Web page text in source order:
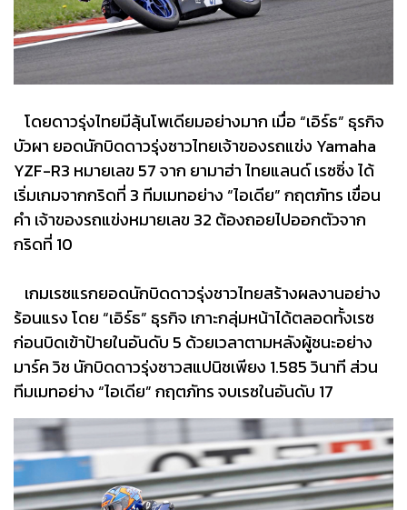
โดยดาวรุ่งไทยมีลุ้นโพเดียมอย่างมาก เมื่อ “เอิร์ธ” ธุรกิจ
บัวผา ยอดนักบิดดาวรุ่งชาวไทยเจ้าของรถแข่ง Yamaha
YZF-R3 หมายเลข 57 จาก ยามาฮ่า ไทยแลนด์ เรซซิ่ง ได้
เริ่มเกมจากกริดที่ 3 ทีมเมทอย่าง “ไอเดีย” กฤตภัทร เขื่อน
คำ เจ้าของรถแข่งหมายเลข 32 ต้องถอยไปออกตัวจาก
กริดที่ 10
เกมเรซแรกยอดนักบิดดาวรุ่งชาวไทยสร้างผลงานอย่าง
ร้อนแรง โดย “เอิร์ธ” ธุรกิจ เกาะกลุ่มหน้าได้ตลอดทั้งเรซ
ก่อนบิดเข้าป้ายในอันดับ 5 ด้วยเวลาตามหลังผู้ชนะอย่าง
มาร์ค วิช นักบิดดาวรุ่งชาวสแปนิชเพียง 1.585 วินาที ส่วน
ทีมเมทอย่าง “ไอเดีย” กฤตภัทร จบเรซในอันดับ 17